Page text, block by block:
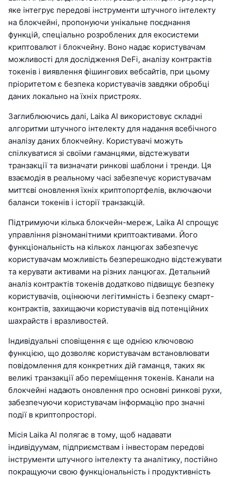
яке інтегрує передові інструменти штучного інтелекту
на блокчейні, пропонуючи унікальне поєднання
функцій, спеціально розроблених для екосистеми
криптовалют і блокчейну. Воно надає користувачам
можливості для дослідження DeFi, аналізу контрактів
токенів і виявлення фішингових вебсайтів, при цьому
пріоритетом є безпека користувачів завдяки обробці
даних локально на їхніх пристроях.
Заглиблюючись далі, Laika AI використовує складні
алгоритми штучного інтелекту для надання всебічного
аналізу даних блокчейну. Користувачі можуть
спілкуватися зі своїми гаманцями, відстежувати
транзакції та визначати ринкові шаблони і тренди. Ця
взаємодія в реальному часі забезпечує користувачам
миттєві оновлення їхніх криптопортфелів, включаючи
баланси токенів і історії транзакцій.
Підтримуючи кілька блокчейн-мереж, Laika AI спрощує
управління різноманітними криптоактивами. Його
функціональність на кількох ланцюгах забезпечує
користувачам можливість безперешкодно відстежувати
та керувати активами на різних ланцюгах. Детальний
аналіз контрактів токенів додатково підвищує безпеку
користувачів, оцінюючи легітимність і безпеку смарт-
контрактів, захищаючи користувачів від потенційних
шахрайств і вразливостей.
Індивідуальні сповіщення є ще однією ключовою
функцією, що дозволяє користувачам встановлювати
повідомлення для конкретних дій гаманця, таких як
великі транзакції або переміщення токенів. Канали на
блокчейні надають оновлення про основні ринкові рухи,
забезпечуючи користувачам інформацію про значні
події в криптопросторі.
Місія Laika AI полягає в тому, щоб надавати
індивідуумам, підприємствам і інвесторам передові
інструменти штучного інтелекту та аналітику, постійно
покращуючи свою функціональність і продуктивність